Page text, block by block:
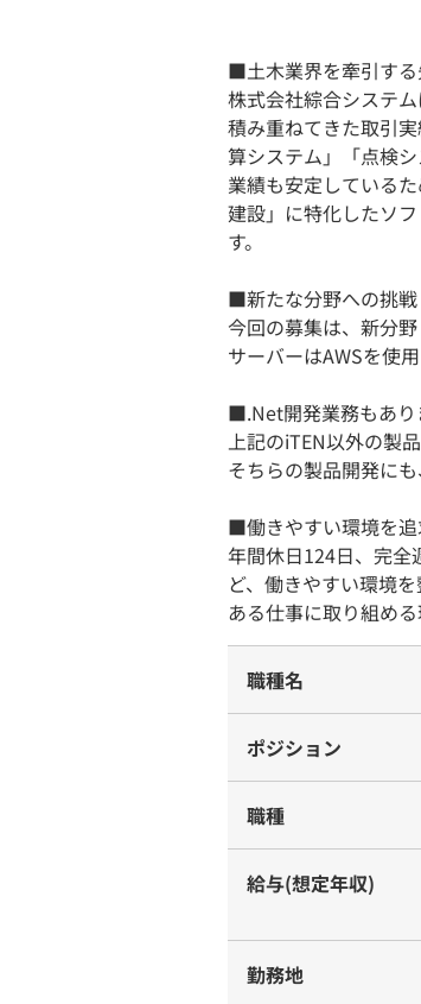
■土木業界を牽引する
株式会社綜合システ
積み重ねてきた取引
算システム」「点検
業績も安定している
建設」に特化したソ
す。
■新たな分野への挑戦
今回の募集は、新分
サーバーはAWSを使
■.Net開発業務もあり
上記のiTEN以外の製
そちらの製品開発に
■働きやすい環境を
年間休日124日、完全
ど、働きやすい環境
ある仕事に取り組める
職種名
ポジション
職種
給与(想定年収)
勤務地